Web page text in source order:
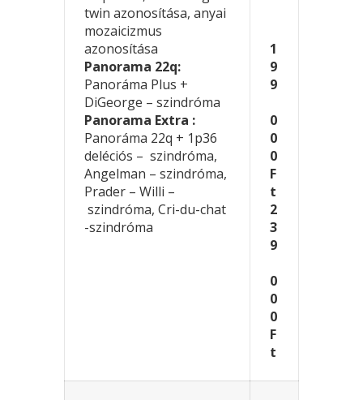
twin azonosítása, anyai
mozaicizmus
azonosítása
Panorama 22q:
Panoráma Plus +
DiGeorge – szindróma
Panorama Extra :
Panoráma 22q + 1p36
deléciós – szindróma,
Angelman – szindróma,
Prader – Willi –
szindróma, Cri-du-chat
-szindróma
1
9
9
0
0
0
F
t
2
3
9
0
0
0
F
t